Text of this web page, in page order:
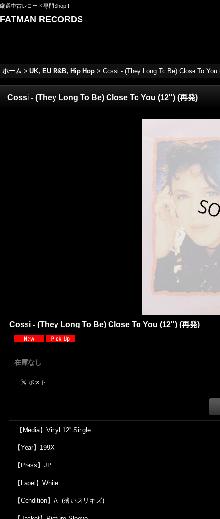
厳選中古レコード専門Shop !!
FATMAN RECORDS
ホーム > UK, EU R&B, Hip Hop > Cossi - (They Long To Be) Close To You
Cossi - (They Long To Be) Close To You (12'') (再発)
Cossi - (They Long To Be) Close To You (12'') (再発)
在庫なし
【Media】Vinyl 12'' Single
【Year】199X
【Press】JP
【Label】White
【Condition】A- (薄いスリキズ)